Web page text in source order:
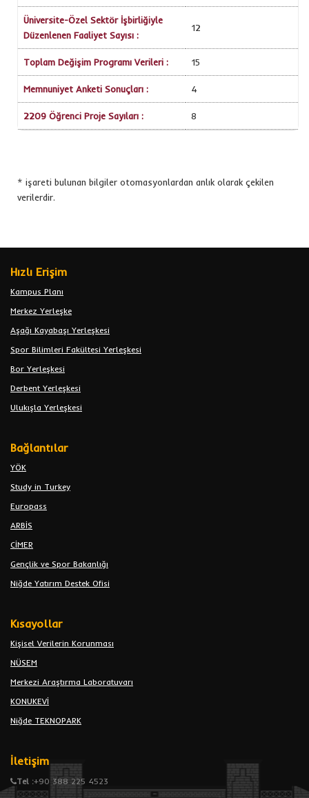
Üniversite-Özel Sektör İşbirliğiyle
Düzenlenen Faaliyet Sayısı :
12
Toplam Değişim Programı Verileri : 15
Memnuniyet Anketi Sonuçları : 4
2209 Öğrenci Proje Sayıları : 8
* işareti bulunan bilgiler otomasyonlardan anlık olarak çekilen
verilerdir.
Hızlı Erişim
Kampus Planı
Merkez Yerleşke
Aşağı Kayabaşı Yerleşkesi
Spor Bilimleri Fakültesi Yerleşkesi
Bor Yerleşkesi
Derbent Yerleşkesi
Ulukışla Yerleşkesi
Bağlantılar
YÖK
Study in Turkey
Europass
ARBİS
CİMER
Gençlik ve Spor Bakanlığı
Niğde Yatırım Destek Ofisi
Kısayollar
Kişisel Verilerin Korunması
NÜSEM
Merkezi Araştırma Laboratuvarı
KONUKEVİ
Niğde TEKNOPARK
İletişim
Tel :+90 388 225 4523